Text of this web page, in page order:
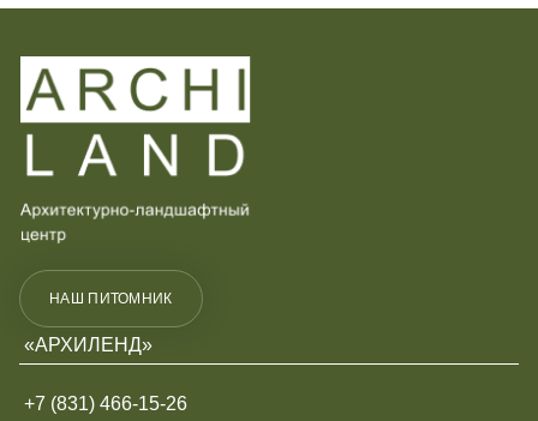
НАШ ПИТОМНИК
«АРХИЛЕНД»
+7 (831) 466-15-26